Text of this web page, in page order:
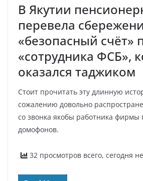
В Якутии
перевела
«безопасный счёт»
«сотрудника ФСБ»,
оказался таджиком
Стоит прочитать эту длинную
сожалению довольно
со звонка якобы работника
домофонов.
32 просмотров всего, сегодня